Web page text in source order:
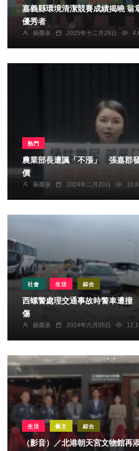
嘉義縣環境清潔競賽成績揭曉 翁
優秀者
蘇榮泉 2025年十二月29日
熱門
農業部長遭諷「不漲」 張嘉郡
價
蘇榮泉 2024年二月20日
社會 生活 綜合
西螺警處理交通事故時警車遭
傷
蘇榮泉 2024年六月05日
生活 藝文 綜合
（影音）／北港朝天宮文物館